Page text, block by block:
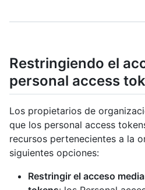
Restringiendo el
personal access
Los propietarios de
que los personal access
recursos pertenecientes a la
siguientes opciones:
Restringir el acceso